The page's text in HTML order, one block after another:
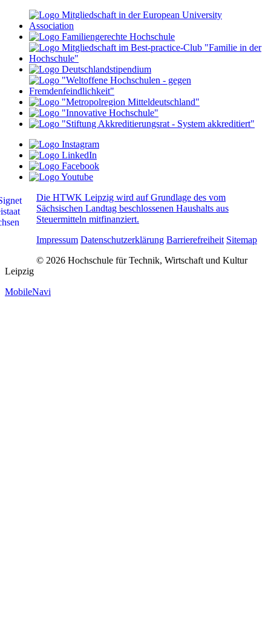
Die HTWK Leipzig wird auf Grundlage des vom
Sächsischen Landtag beschlossenen Haushalts aus
Steuermitteln mitfinanziert.
Impressum Datenschutzerklärung Barrierefreiheit Sitemap
© 2026 Hochschule für Technik, Wirtschaft und Kultur
Leipzig
MobileNavi